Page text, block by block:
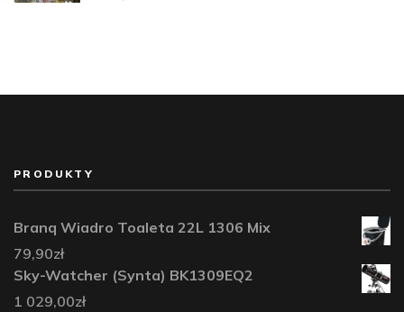
PRODUKTY
Branq Wiadro Toaleta 22L 1306 Mix
79,90zł
Sky-Watcher (Synta) BK1309EQ2
1 029,00zł